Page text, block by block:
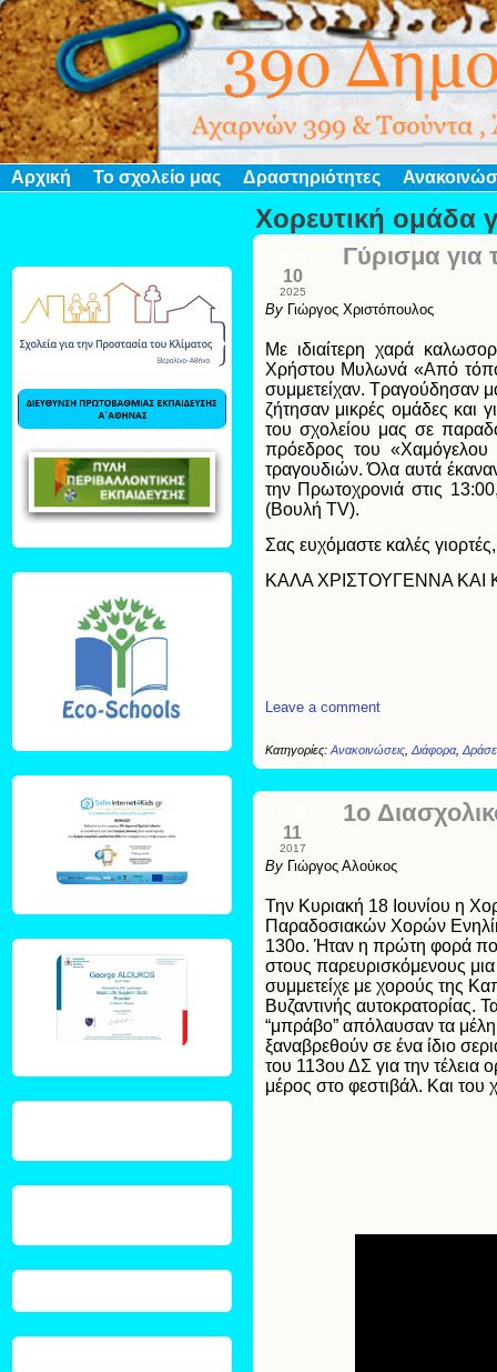
Αρχική Το σχολείο μας Δραστηριότητες
Χορευτική ομάδα
10
2025
Γύρισμα για
By Γιώργος Χριστόπουλος
Με ιδιαίτερη χαρά
Χρήστου Μυλωνά «Από τόπο
συμμετείχαν. Τραγούδησαν
ζήτησαν μικρές ομάδες και
του σχολείου μας σε
πρόεδρος του «Χαμόγελου
τραγουδιών. Όλα αυτά
την Πρωτοχρονιά στις
(Βουλή TV).
Σας ευχόμαστε καλές
ΚΑΛΑ ΧΡΙΣΤΟΥΓΕΝΝΑ ΚΑΙ
Leave a comment
Κατηγορίες: Ανακοινώσεις, Διάφορα,
11
2017
1o
By Γιώργος Αλούκος
Την Κυριακή 18 Ιουνίου η
Παραδοσιακών Χορών
130ο. Ήταν η πρώτη φορά
στους παρευρισκόμενους
συμμετείχε με χορούς της
Βυζαντινής αυτοκρατορίας.
“μπράβο” απόλαυσαν τα
ξαναβρεθούν σε ένα ίδιο
του 113ου ΔΣ για την
μέρος στο φεστιβάλ. Και του